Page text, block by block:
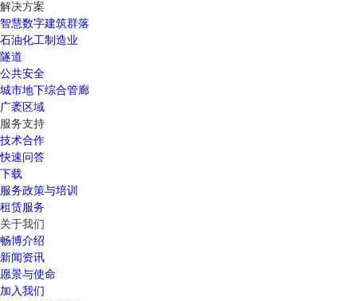
解决方案
智慧数字建筑群落
石油化工制造业
隧道
公共安全
城市地下综合管廊
广袤区域
服务支持
技术合作
快速问答
下载
服务政策与培训
租赁服务
关于我们
畅博介绍
新闻资讯
愿景与使命
加入我们